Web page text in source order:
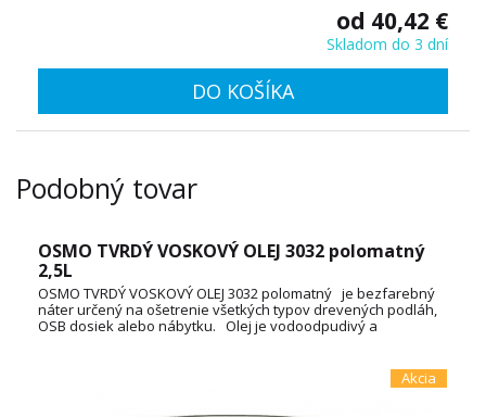
od 40,42 €
Skladom do 3 dní
DO KOŠÍKA
Podobný tovar
OSMO TVRDÝ VOSKOVÝ OLEJ 3032 polomatný
2,5L
OSMO TVRDÝ VOSKOVÝ OLEJ 3032 polomatný je bezfarebný
náter určený na ošetrenie všetkých typov drevených podláh,
OSB dosiek alebo nábytku. Olej je vodoodpudivý a
Akcia